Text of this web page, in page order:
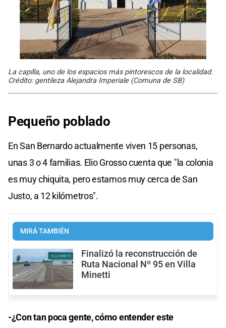
La capilla, uno de los espacios más pintorescos de la localidad.
Crédito: gentileza Alejandra Imperiale (Comuna de SB)
Pequeño poblado
En San Bernardo actualmente viven 15 personas,
unas 3 o 4 familias. Elio Grosso cuenta que "la colonia
es muy chiquita, pero estamos muy cerca de San
Justo, a 12 kilómetros".
MIRÁ TAMBIÉN
Finalizó la reconstrucción de
Ruta Nacional Nº 95 en Villa
Minetti
-¿Con tan poca gente, cómo entender este